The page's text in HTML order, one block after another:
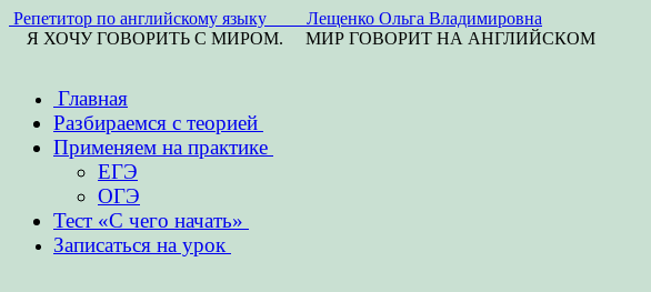
Репетитор по английскому языку Лещенко Ольга Владимировна
Я ХОЧУ ГОВОРИТЬ С МИРОМ. МИР ГОВОРИТ НА АНГЛИЙСКОМ
Перейти
содержимому
Главная
Разбираемся с теорией
Применяем на практике
ЕГЭ
ОГЭ
Тест «С чего начать»
Записаться на урок